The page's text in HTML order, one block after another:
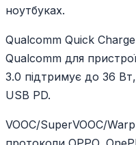
ноутбуках.
Qualcomm Quick
Qualcomm для
3.0 підтримує до 36 Вт,
USB PD.
VOOC/SuperVOOC/